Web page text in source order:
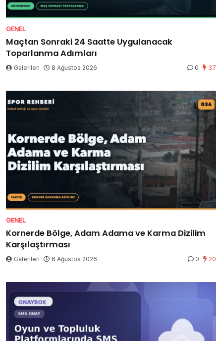
GENEL
Maçtan Sonraki 24 Saatte Uygulanacak
Toparlanma Adımları
Galerileri 8 Ağustos 2026 0 37
GENEL
Kornerde Bölge, Adam Adama ve Karma Dizilim
Karşılaştırması
Galerileri 6 Ağustos 2026 0 20